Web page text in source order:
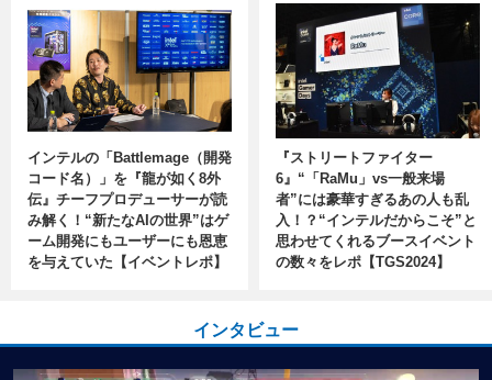
インテルの「Battlemage（開発
コード名）」を『龍が如く8外
伝』チーフプロデューサーが読
み解く！“新たなAIの世界”はゲ
ーム開発にもユーザーにも恩恵
を与えていた【イベントレポ】
『ストリートファイター
6』“「RaMu」vs一般来場
者”には豪華すぎるあの人も乱
入！？“インテルだからこそ”と
思わせてくれるブースイベント
の数々をレポ【TGS2024】
インタビュー